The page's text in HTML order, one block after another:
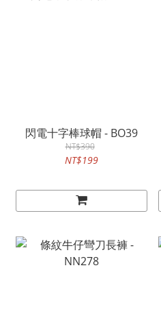
閃電十字棒球帽 - BO39
NT$390
NT$199